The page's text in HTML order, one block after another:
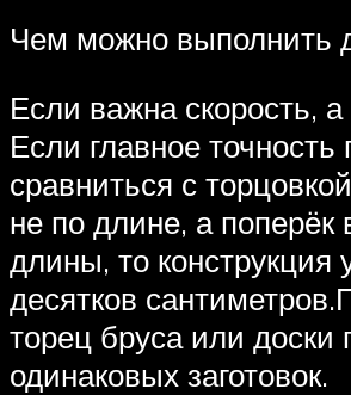
Чем можно выполнить
Если важна скорость,
Если главное
сравниться с
не по длине, а поперёк
длины, то конструкция
десятков
торец бруса или
одинаковых заготовок.